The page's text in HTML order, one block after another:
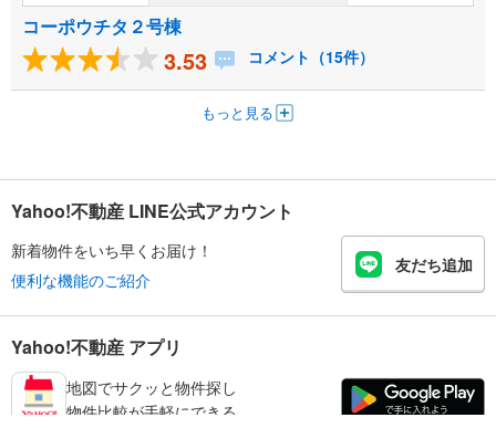
コーポウチタ２号棟
3.53 コメント（15件）
もっと見る
Yahoo!不動産 LINE公式アカウント
新着物件をいち早くお届け！
便利な機能のご紹介
友だち追加
Yahoo!不動産 アプリ
地図でサクッと物件探し
物件比較が手軽にできる